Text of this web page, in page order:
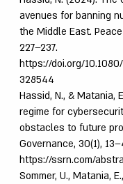
avenues for banning
the Middle East.
227–237.
https://doi.org/
328544
Hassid, N., & Matania,
regime for
obstacles to future
Governance, 30(1),
https://ssrn.com/
Sommer, U., Matania,